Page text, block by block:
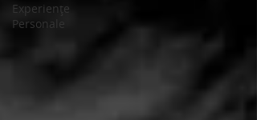
Experiențe
Personale